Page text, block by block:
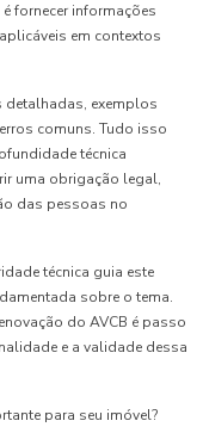
fornecer informações
em contextos
detalhadas, exemplos
comuns. Tudo isso
técnica
uma obrigação legal,
das pessoas no
técnica guia este
sobre o tema.
do AVCB é passo
e a validade dessa
para seu imóvel?